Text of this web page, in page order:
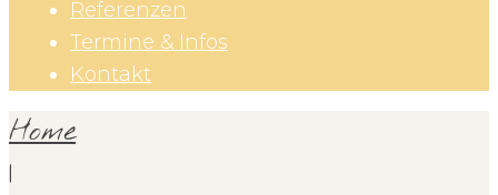
Referenzen
Termine & Infos
Kontakt
Home
|